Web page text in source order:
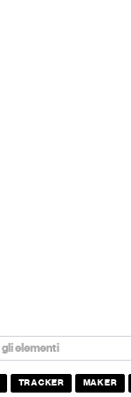
TRACKER MAKER